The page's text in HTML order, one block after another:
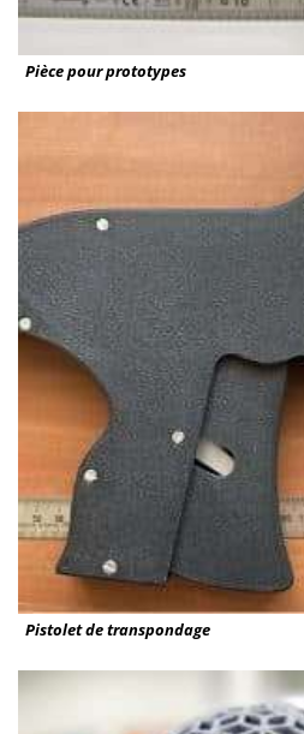
Pièce pour prototypes
Pistolet de transpondage